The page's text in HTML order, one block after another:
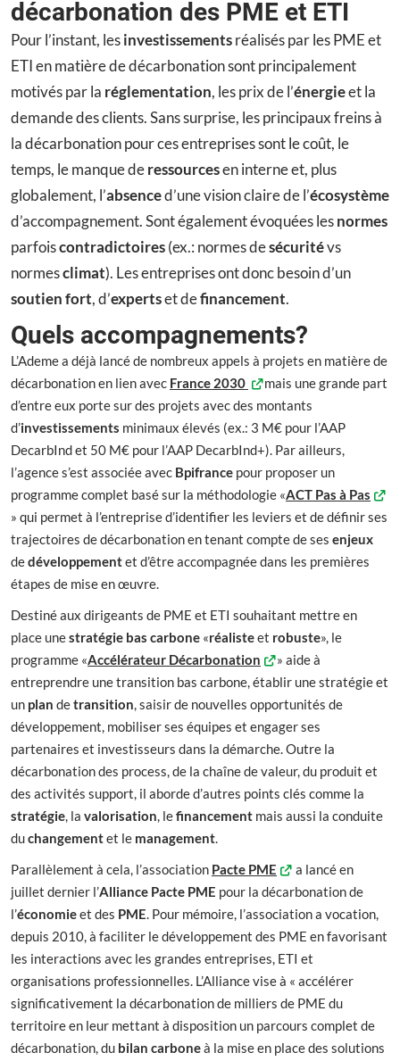
décarbonation des PME et ETI
Pour l’instant, lesinvestissementsréalisés par les PME et
ETI en matière de décarbonation sont principalement
motivés par la réglementation, les prix de l’énergieet la
demande des clients. Sans surprise, les principaux freins à
la décarbonation pour ces entreprises sont le coût, le
temps, le manque deressourcesen interne et, plus
globalement, l’absenced’une vision claire de l’écosystème
d’accompagnement. Sont également évoquées lesnormes
parfoiscontradictoires(ex.: normes desécuritévs
normesclimat). Les entreprises ont donc besoin d’un
soutien fort, d’expertset definancement.
Quels accompagnements?
L’Ademe a déjà lancé de nombreux appels à projets en matière de
décarbonation en lien avec France 2030
mais une grande part
d’entre eux porte sur des projets avec des montants
d’investissements minimaux élevés (ex.: 3 M€ pour l’AAP
DecarbInd et 50 M€ pour l’AAP DecarbInd+). Par ailleurs,
l’agence s’est associée avec Bpifrance pour proposer un
programme complet basé sur la méthodologie «ACT Pas à Pas
» qui permet à l’entreprise d’identifier les leviers et de définir ses
trajectoires de décarbonation en tenant compte de ses enjeux
dedéveloppementet d’être accompagnée dans les premières
étapes de mise en œuvre.
Destiné aux dirigeants de PME et ETI souhaitant mettre en
place unestratégie bas carbone «réalisteet robuste», le
programme «Accélérateur Décarbonation
» aide à
entreprendre une transition bas carbone, établir une stratégie et
un plan detransition, saisir de nouvelles opportunités de
développement, mobiliser ses équipes et engager ses
partenaires et investisseurs dans la démarche. Outre la
décarbonation des process, de la chaîne de valeur, du produit et
des activités support, il aborde d’autres points clés comme la
stratégie, la valorisation, lefinancement mais aussi la conduite
duchangementet le management.
Parallèlement à cela, l’association Pacte PME
a lancé en
juillet dernier l’Alliance Pacte PME pour la décarbonation de
l’économieet des PME. Pour mémoire, l’association a vocation,
depuis 2010, à faciliter le développement des PME en favorisant
les interactions avec les grandes entreprises, ETI et
organisations professionnelles. L’Alliance vise à « accélérer
significativement la décarbonation de milliers de PME du
territoire en leur mettant à disposition un parcours complet de
décarbonation, du bilan carboneà la mise en place des solutions